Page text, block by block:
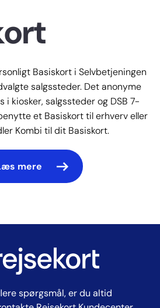
Basiskort i Selvbetjeningen
salgssteder. Det anonyme
i kiosker, salgssteder og DSB 7-
et Basiskort til erhverv eller
Kombi til dit Basiskort.
mere
spørgsmål, er du altid